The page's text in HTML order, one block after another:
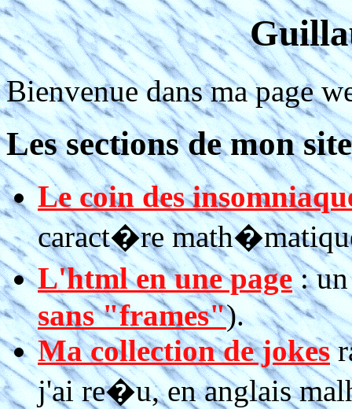
Bienvenue dans ma page
Les sections de mon
Le coin des
caract�re
L'html en une page: un
sans "frames").
Ma collection de jokes
j'ai re�u, en anglais